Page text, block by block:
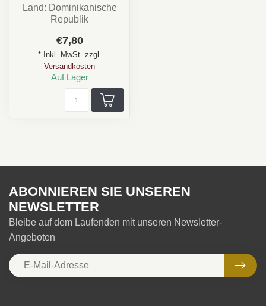
Land: Dominikanische
Republik
Aroma: Erde, Holz,
Pfeffer, Creme
...
€7,80
* Inkl. MwSt. zzgl.
Versandkosten
Auf Lager
ABONNIEREN SIE UNSEREN
NEWSLETTER
Bleibe auf dem Laufenden mit unseren Newsletter-
Angeboten